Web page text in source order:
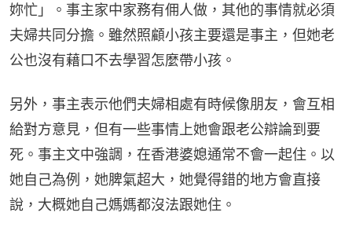
妳忙」。事主家中家務有佣人做，其他的事情就必須
夫婦共同分擔。雖然照顧小孩主要還是事主，但她老
公也沒有藉口不去學習怎麼帶小孩。
另外，事主表示他們夫婦相處有時候像朋友，會互相
給對方意見，但有一些事情上她會跟老公辯論到要
死。事主文中強調，在香港婆媳通常不會一起住。以
她自己為例，她脾氣超大，她覺得錯的地方會直接
說，大概她自己媽媽都沒法跟她住。